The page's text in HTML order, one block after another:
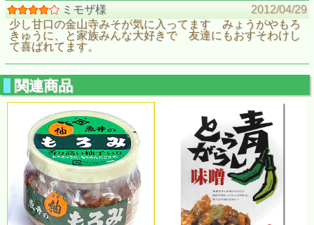
ミモザ様
2012/04/29
少し甘口の金山寺みそが気に入ってます みょうがやもろ
きゅうに、と家族みんな大好きで 友達にもおすそわけし
て喜ばれてます。
関連商品